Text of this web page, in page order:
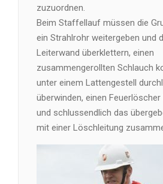
zuzuordnen.
Beim Staffellauf müssen die
ein Strahlrohr weitergeben und
Leiterwand überklettern, einen
zusammengerollten Schlauch
unter einem Lattengestell
überwinden, einen
und schlussendlich das
mit einer Löschleitung